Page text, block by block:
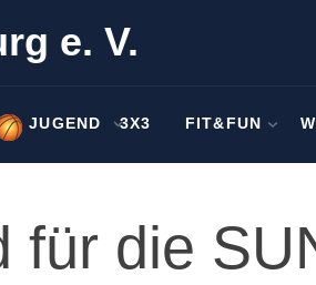
e. V.
JUGEND 3X3 FIT&FUN
für die